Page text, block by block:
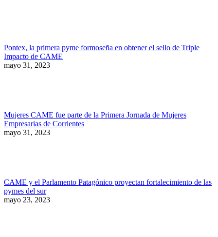
Pontex, la primera pyme formoseña en obtener el sello de Triple
Impacto de CAME
mayo 31, 2023
Mujeres CAME fue parte de la Primera Jornada de Mujeres
Empresarias de Corrientes
mayo 31, 2023
CAME y el Parlamento Patagónico proyectan fortalecimiento de las
pymes del sur
mayo 23, 2023